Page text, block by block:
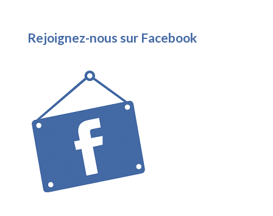
Rejoignez-nous sur Facebook